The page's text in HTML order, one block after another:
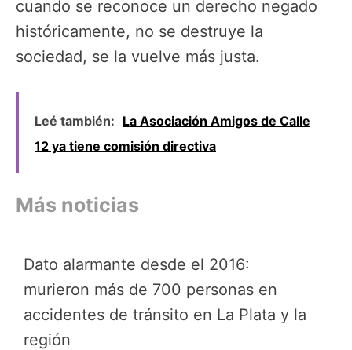
cuando se reconoce un derecho negado
históricamente, no se destruye la
sociedad, se la vuelve más justa.
Leé también: La Asociación Amigos de Calle
12 ya tiene comisión directiva
Más noticias
Dato alarmante desde el 2016:
murieron más de 700 personas en
accidentes de tránsito en La Plata y la
región